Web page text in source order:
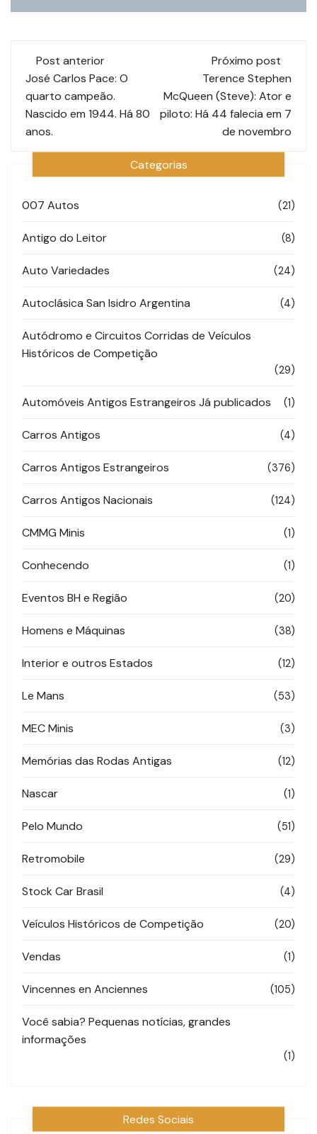
Navegação
de
post
Post anterior
José Carlos Pace: O
quarto campeão.
Nascido em 1944. Há 80
anos.
Próximo post
Terence Stephen
McQueen (Steve): Ator e
piloto: Há 44 falecia em 7
de novembro
Categorias
007 Autos (21)
Antigo do Leitor (8)
Auto Variedades (24)
Autoclásica San Isidro Argentina (4)
Autódromo e Circuitos Corridas de Veículos
Históricos de Competição
(29)
Automóveis Antigos Estrangeiros Já publicados (1)
Carros Antigos (4)
Carros Antigos Estrangeiros (376)
Carros Antigos Nacionais (124)
CMMG Minis (1)
Conhecendo (1)
Eventos BH e Região (20)
Homens e Máquinas (38)
Interior e outros Estados (12)
Le Mans (53)
MEC Minis (3)
Memórias das Rodas Antigas (12)
Nascar (1)
Pelo Mundo (51)
Retromobile (29)
Stock Car Brasil (4)
Veículos Históricos de Competição (20)
Vendas (1)
Vincennes en Anciennes (105)
Você sabia? Pequenas notícias, grandes
informações
(1)
Redes Sociais